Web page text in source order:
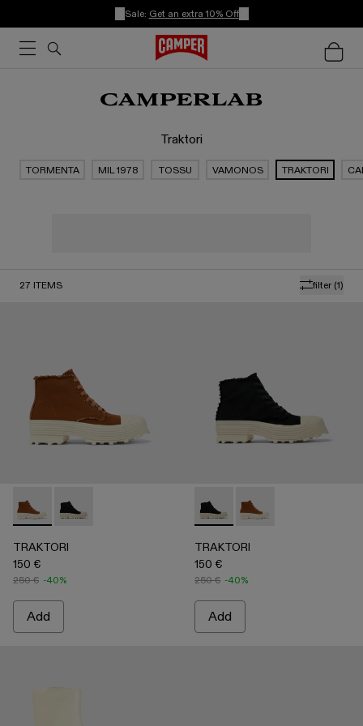
Sale: Get an extra 10% Off
Traktori
TORMENTA MIL 1978 TOSSU VAMONOS TRAKTORI
filter (1)
27 ITEMS
TRAKTORI - A700024-002 - Terracotta TENCEL™ Boots
TRAKTORI - A700024-001 - Black TENCEL™ Boots
TRAKTORI
150 €
250 € -40%
Add
TRAKTORI - A700024-001
TRAKTORI -
TRAKTORI
150 €
250 € -40%
Add